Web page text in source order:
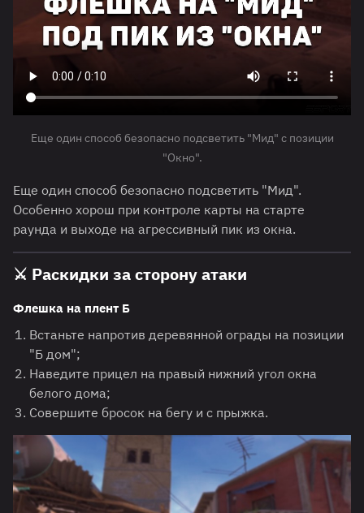
Еще один способ безопасно подсветить "Мид" с позиции
"Окно".
Еще один способ безопасно подсветить "Мид".
Особенно хорош при контроле карты на старте
раунда и выходе на агрессивный пик из окна.
⚔️ Раскидки за сторону атаки
Флешка на плент Б
Встаньте напротив деревянной ограды на позиции
"Б дом";
Наведите прицел на правый нижний угол окна
белого дома;
Совершите бросок на бегу и с прыжка.